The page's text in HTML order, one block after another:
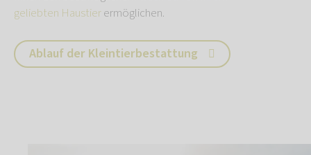
geliebten Haustierermöglichen.
Ablauf der Kleintierbestattung